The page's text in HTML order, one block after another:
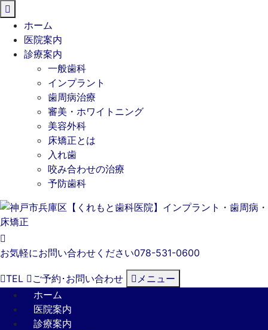
じ
る
ホーム
医院案内
診療案内
一般歯科
インプラント
歯周病治療
審美・ホワイトニング
美容外科
床矯正とは
入れ歯
咬み合わせの治療
予防歯科
お気軽にお問い合わせください078-531-0600
TEL ご予約･ お問い合わせ
メニュー
ホーム
医院案内
診療案内